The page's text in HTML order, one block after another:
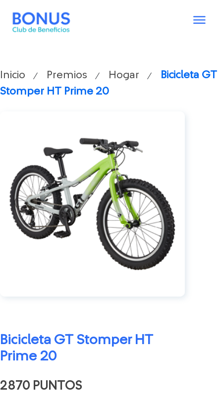
Inicio / Premios / Hogar /
Bicicleta GT
Stomper HT Prime 20
Bicicleta GT Stomper HT
Prime 20
2870 PUNTOS